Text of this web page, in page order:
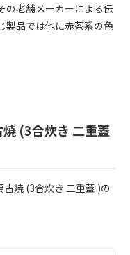
の老舗メーカーによる伝
製品では他に赤茶系の色
(3合炊き 二重蓋
焼 (3合炊き 二重蓋 )の